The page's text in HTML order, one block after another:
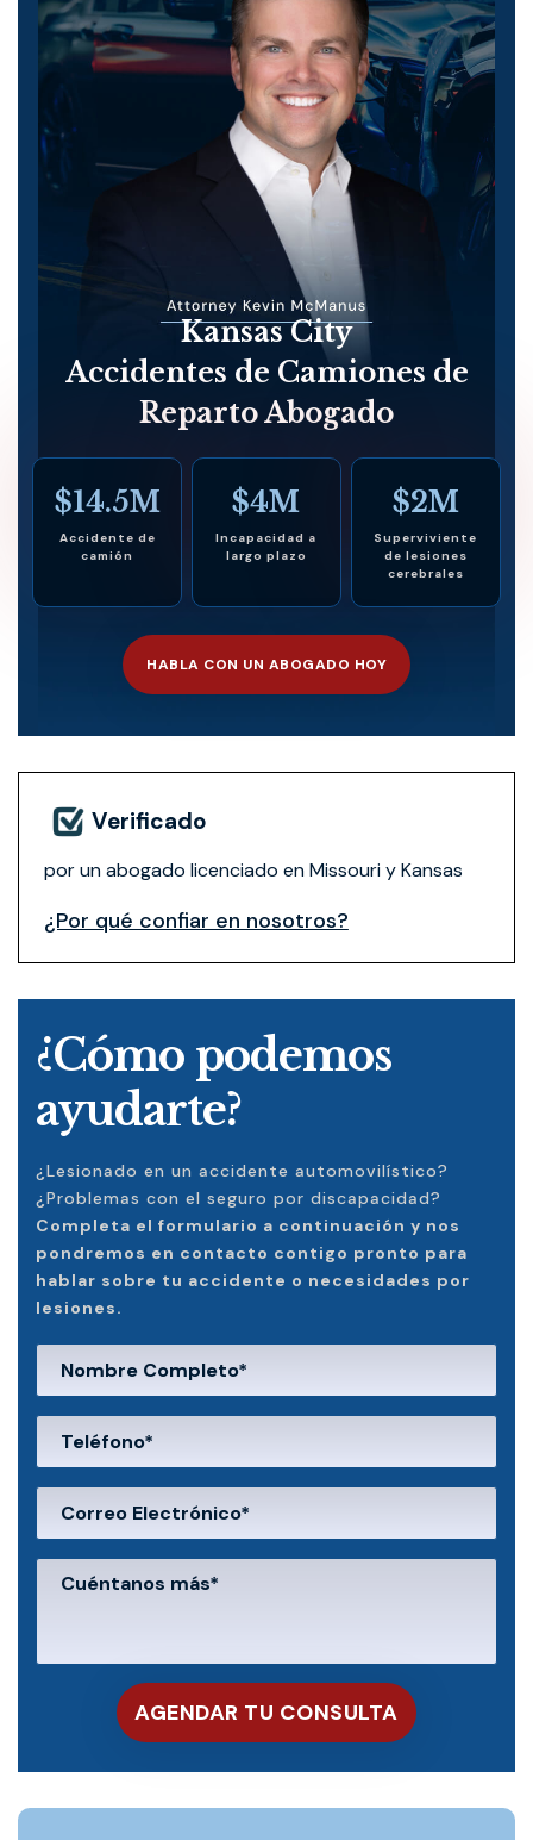
Kansas City
Accidentes de Camiones de
Reparto Abogado
$14.5M
Accidente de
camión
$4M
Incapacidad a
largo plazo
$2M
Superviviente
de lesiones
cerebrales
HABLA CON UN ABOGADO HOY
Verificado
por un abogado licenciado en Missouri y Kansas
¿Por qué confiar en nosotros?
¿Cómo podemos
ayudarte?
¿Lesionado en un accidente automovilístico?
¿Problemas con el seguro por discapacidad?
Completa el formulario a continuación y nos
pondremos en contacto contigo pronto para
hablar sobre tu accidente o necesidades por
lesiones.